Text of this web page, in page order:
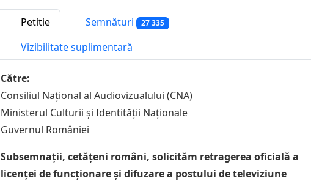
Petitie Semnături 27 335
Vizibilitate suplimentară
Către:
Consiliul Național al Audiovizualului (CNA)
Ministerul Culturii și Identității Naționale
Guvernul României
Subsemnații, cetățeni români, solicităm retragerea oficială a
licenței de funcționare și difuzare a postului de televiziune